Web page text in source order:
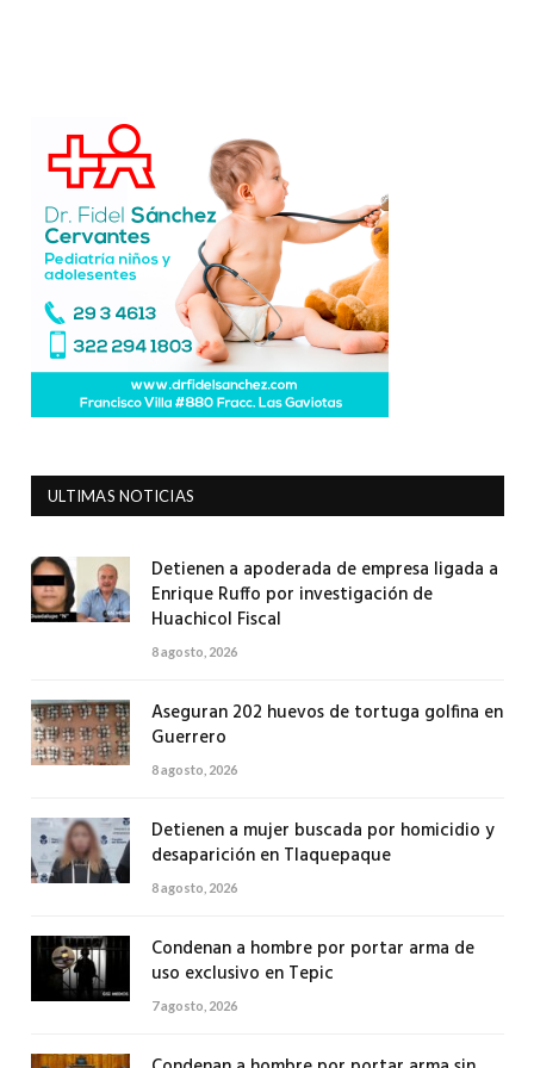
ULTIMAS NOTICIAS
Detienen a apoderada de empresa ligada a
Enrique Ruffo por investigación de
Huachicol Fiscal
8 agosto, 2026
Aseguran 202 huevos de tortuga golfina en
Guerrero
8 agosto, 2026
Detienen a mujer buscada por homicidio y
desaparición en Tlaquepaque
8 agosto, 2026
Condenan a hombre por portar arma de
uso exclusivo en Tepic
7 agosto, 2026